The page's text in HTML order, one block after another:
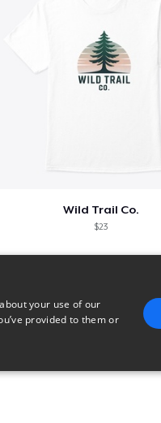
Wild Trail Co.
$23
your use of our
provided to them or